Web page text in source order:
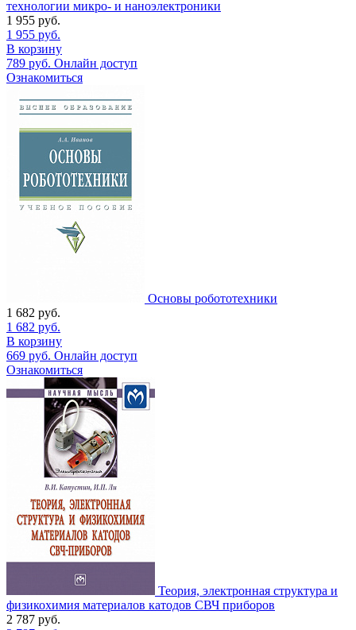
технологии микро- и наноэлектроники
1 955 руб.
1 955 руб.
В корзину
789 руб. Онлайн доступ
Ознакомиться
Основы робототехники
1 682 руб.
1 682 руб.
В корзину
669 руб. Онлайн доступ
Ознакомиться
Теория, электронная структура и
физикохимия материалов катодов СВЧ приборов
2 787 руб.